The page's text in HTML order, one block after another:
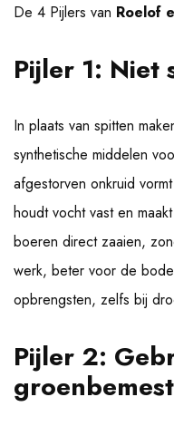
De 4 Pijlers van Roelof
Pijler 1: Niet
In plaats van spitten
synthetische middelen
afgestorven onkruid
houdt vocht vast en
boeren direct zaaien,
werk, beter voor de
opbrengsten, zelfs bij
Pijler 2: